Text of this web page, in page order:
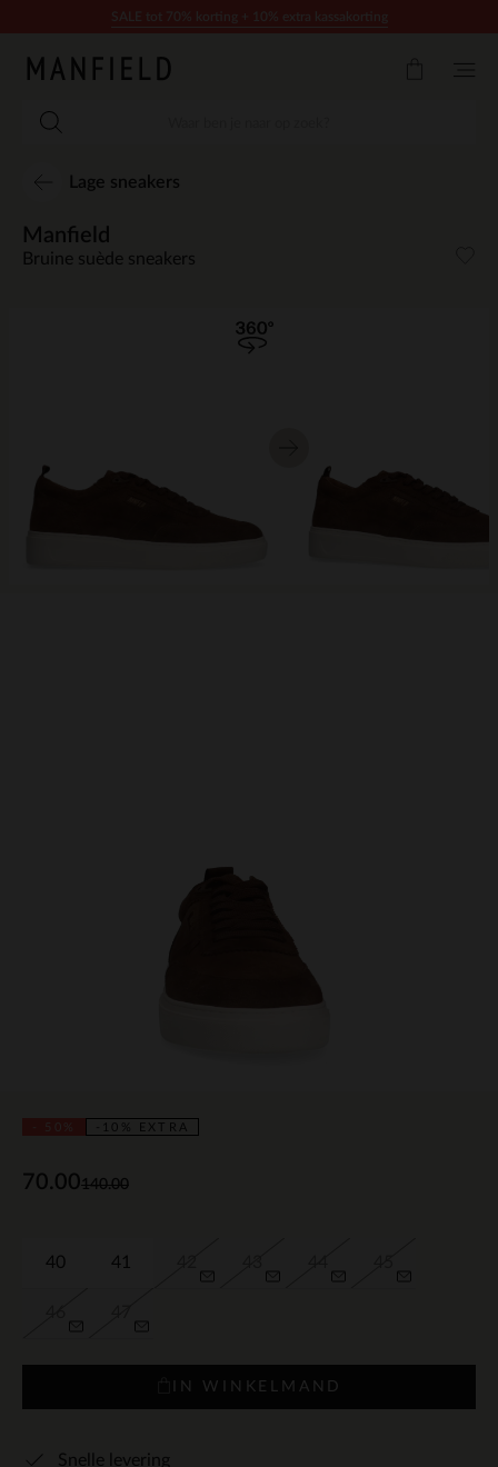
Lage sneakers
-10% EXTRA
Manfield
Bruine suède sneakers
140.00
70.00
40 41
IN WINKELMAND
Snelle levering